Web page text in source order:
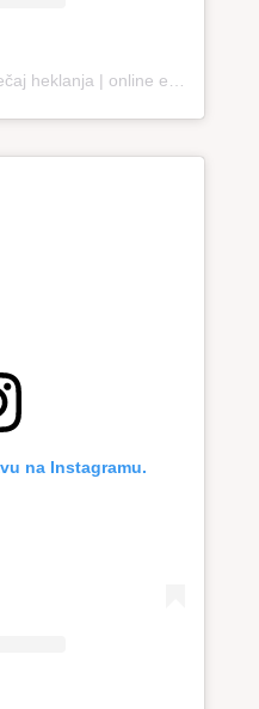
Objavu dijeli Ana-Marija | tečaj heklanja | online edukacija (@loopco.bags.academy)
na Instagramu.